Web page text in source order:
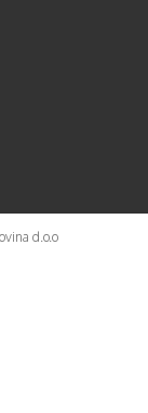
d.o.o